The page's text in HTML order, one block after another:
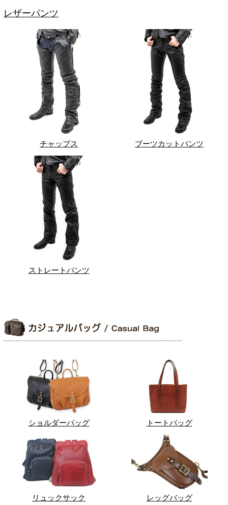
レザーパンツ
チャップス ブーツカットパンツ
ストレートパンツ
ショルダーバッグ トートバッグ
リュックサック レッグバッグ